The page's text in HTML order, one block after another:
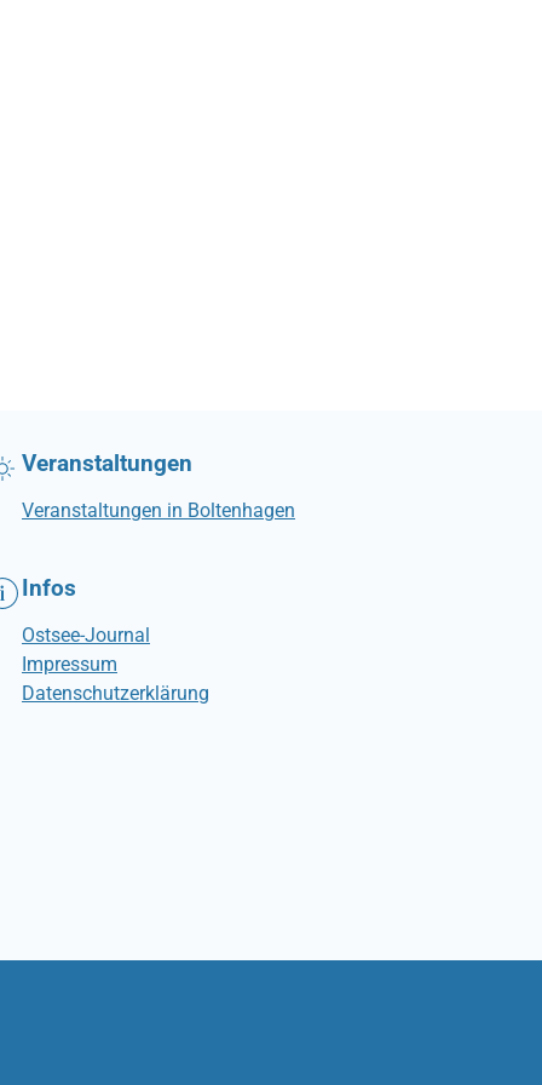
Veranstaltungen
Veranstaltungen in Boltenhagen
Infos
Ostsee-Journal
Impressum
Datenschutzerklärung